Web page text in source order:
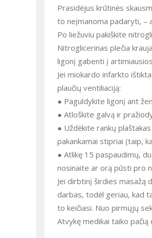
Prasidėjus krūtinės
to neįmanoma padaryti, –
Po liežuviu pakiškite
Nitroglicerinas plečia
ligonį gabenti į
Jei miokardo infarkto
plaučių ventiliaciją:
● Paguldykite ligonį ant
● Atloškite galvą ir
● Uždėkite rankų
pakankamai stipriai (taip,
● Atlikę 15 paspaudimų,
nosinaite ar orą pūsti pro
Jei dirbtinį širdies masažą
darbas, todėl geriau, kad
to keičiasi. Nuo pirmųjų
Atvykę medikai taiko